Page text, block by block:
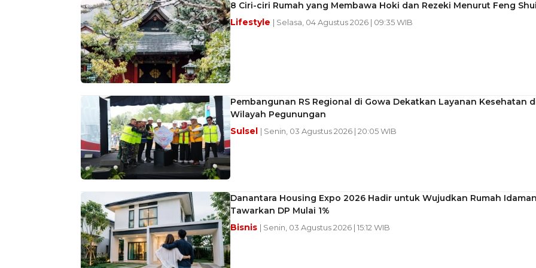
8 Ciri-ciri Rumah yang Membawa Hoki dan Rezeki Menurut Feng Shui
Lifestyle | Selasa, 04 Agustus 2026 | 09:35 WIB
Pembangunan RS Regional di Gowa Dekatkan Layanan Kesehatan
Wilayah Pegunungan
Sulsel | Senin, 03 Agustus 2026 | 20:05 WIB
Danantara Housing Expo 2026 Hadir untuk Wujudkan Rumah
Tawarkan DP Mulai 1%
Bisnis | Senin, 03 Agustus 2026 | 15:12 WIB